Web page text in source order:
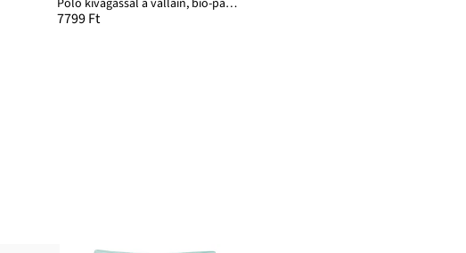
Póló kivágással a vállain, bio-pamuttal (2 db-os csomag)
7799 Ft